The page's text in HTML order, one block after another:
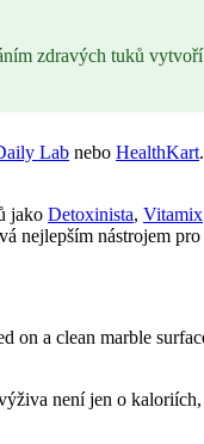
zdravých tuků
Lab nebo HealthKart
jako Detoxinista, Vitamix
nejlepším nástrojem
není jen o